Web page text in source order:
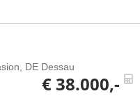
DE Dessau
€ 38.000,-